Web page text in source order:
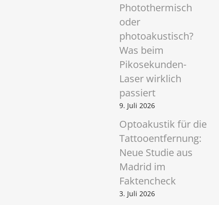
Photothermisch
oder
photoakustisch?
Was beim
Pikosekunden-
Laser wirklich
passiert
9. Juli 2026
Optoakustik für die
Tattooentfernung:
Neue Studie aus
Madrid im
Faktencheck
3. Juli 2026